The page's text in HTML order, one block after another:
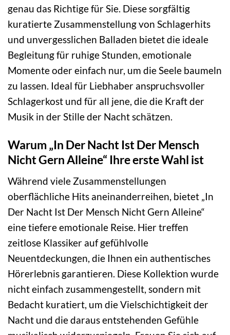
genau das Richtige für Sie. Diese sorgfältig
kuratierte Zusammenstellung von Schlagerhits
und unvergesslichen Balladen bietet die ideale
Begleitung für ruhige Stunden, emotionale
Momente oder einfach nur, um die Seele baumeln
zu lassen. Ideal für Liebhaber anspruchsvoller
Schlagerkost und für all jene, die die Kraft der
Musik in der Stille der Nacht schätzen.
Warum „In Der Nacht Ist Der Mensch
Nicht Gern Alleine“ Ihre erste Wahl ist
Während viele Zusammenstellungen
oberflächliche Hits aneinanderreihen, bietet „In
Der Nacht Ist Der Mensch Nicht Gern Alleine“
eine tiefere emotionale Reise. Hier treffen
zeitlose Klassiker auf gefühlvolle
Neuentdeckungen, die Ihnen ein authentisches
Hörerlebnis garantieren. Diese Kollektion wurde
nicht einfach zusammengestellt, sondern mit
Bedacht kuratiert, um die Vielschichtigkeit der
Nacht und die daraus entstehenden Gefühle